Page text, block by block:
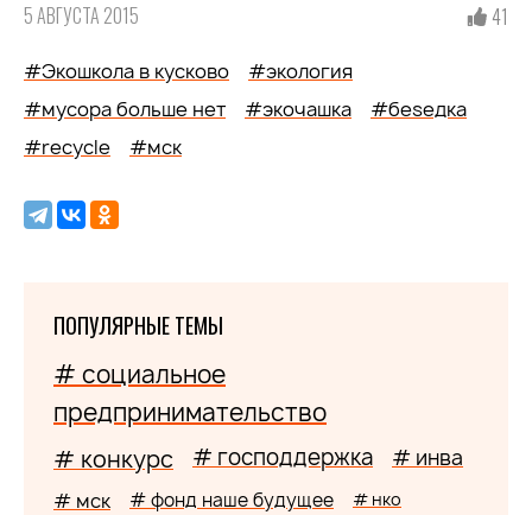
5 АВГУСТА 2015 41
#Экошкола в кусково
#экология
#мусора больше нет
#экочашка
#беsедка
#recycle
#мск
ПОПУЛЯРНЫЕ ТЕМЫ
# социальное
предпринимательство
# конкурс # господдержка # инва
# мск # фонд наше будущее # нко